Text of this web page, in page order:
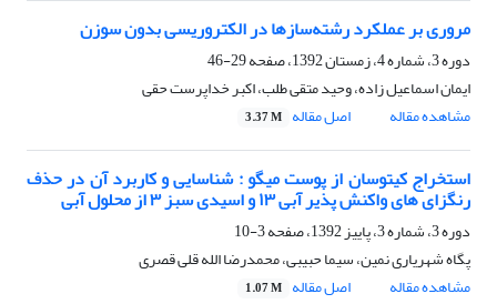
مروری بر عملکرد رشته‌سازها در الکتروریسی بدون سوزن
دوره 3، شماره 4، زمستان 1392، صفحه
29-46
ایمان اسماعیل زاده، وحید متقی طلب، اکبر خداپرست حقی
مشاهده مقاله
اصل مقاله 3.37 M
استخراج کیتوسان از پوست میگو : شناسایی و کاربرد آن در حذف
رنگزای های واکنش پذیر آبی ١٣ و اسیدی سبز ٣ از محلول آبی
دوره 3، شماره 3، پاییز 1392، صفحه
3-10
پگاه شهریاری نمین، سیما حبیبی، محمدرضا الله قلی قصری
مشاهده مقاله
اصل مقاله 1.07 M